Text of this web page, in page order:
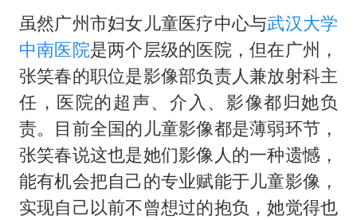
虽然广州市妇女儿童医疗中心与武汉大学
中南医院是两个层级的医院，但在广州，
张笑春的职位是影像部负责人兼放射科主
任，医院的超声、介入、影像都归她负
责。目前全国的儿童影像都是薄弱环节，
张笑春说这也是她们影像人的一种遗憾，
能有机会把自己的专业赋能于儿童影像，
实现自己以前不曾想过的抱负，她觉得也